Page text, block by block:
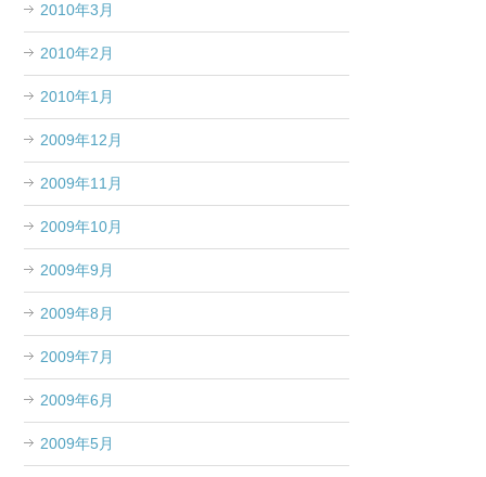
2010年3月
2010年2月
2010年1月
2009年12月
2009年11月
2009年10月
2009年9月
2009年8月
2009年7月
2009年6月
2009年5月